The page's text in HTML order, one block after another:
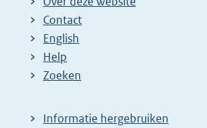
Contact
English
Help
Zoeken
Informatie hergebruiken